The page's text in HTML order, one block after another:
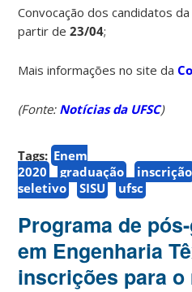
Convocação dos candidatos
partir de23/04;
Mais informações no site da
(Fonte: Notícias da UFSC)
Tags: Enem
2020
graduação inscrição
seletivo
SISU ufsc
Programa de
em Engenharia
inscrições para o